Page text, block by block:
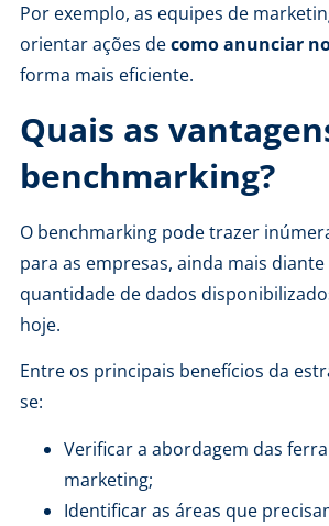
Por exemplo, as equipes de
orientar ações decomo anunciar
forma mais eficiente.
Quais as
benchmarking?
O benchmarking pode trazer
para as empresas, ainda mais
quantidade de dados
hoje.
Entre os principais benefícios da
se:
Verificar a abordagem das
marketing;
Identificar as áreas que